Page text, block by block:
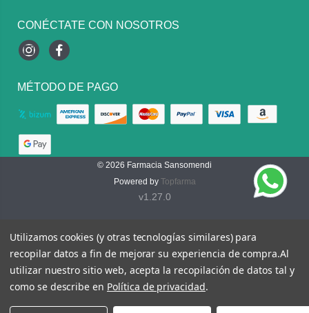
CONÉCTATE CON NOSOTROS
InstagramFacebook
MÉTODO DE PAGO
© 2026 Farmacia Sansomendi
Powered by Topfarma
v1.27.0
Utilizamos cookies (y otras tecnologías similares) para
recopilar datos a fin de mejorar su experiencia de compra.Al
utilizar nuestro sitio web, acepta la recopilación de datos tal y
como se describe en Política de privacidad.